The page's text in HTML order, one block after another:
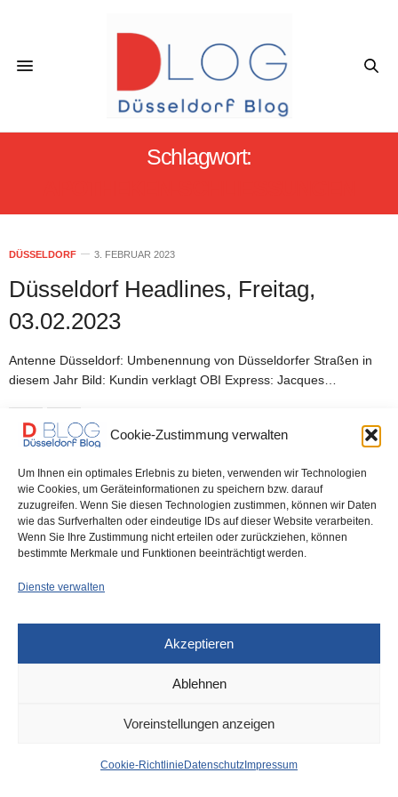
Cookie-Zustimmung verwalten
Um Ihnen ein optimales Erlebnis zu bieten, verwenden wir Technologien
wie Cookies, um Geräteinformationen zu speichern bzw. darauf
zuzugreifen. Wenn Sie diesen Technologien zustimmen, können wir Daten
wie das Surfverhalten oder eindeutige IDs auf dieser Website verarbeiten.
Wenn Sie Ihre Zustimmung nicht erteilen oder zurückziehen, können
bestimmte Merkmale und Funktionen beeinträchtigt werden.
Dienste verwalten
Akzeptieren
Ablehnen
Voreinstellungen anzeigen
Cookie-Richtlinie Datenschutz Impressum
Schlagwort:
DÜSSELDORF 3. FEBRUAR 2023
Düsseldorf Headlines, Freitag,
03.02.2023
Antenne Düsseldorf: Umbenennung von Düsseldorfer Straßen in
diesem Jahr Bild: Kundin verklagt OBI Express: Jacques…
0 SHARES
IMPRESSUM DATENSCHUTZ COOKIE-RICHTLINIE (EU)